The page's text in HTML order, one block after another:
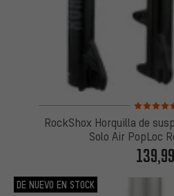
Valoración
RockShox Horquilla de
Solo Air PopLoc
DE NUEVO EN STOCK